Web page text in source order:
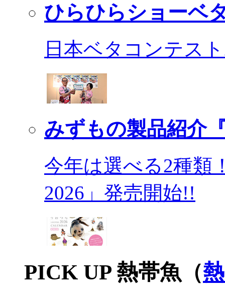
ひらひらショーベ
日本ベタコンテス
みずもの製品紹介
今年は選べる2種類
2026」発売開始!!
PICK UP 熱帯魚（